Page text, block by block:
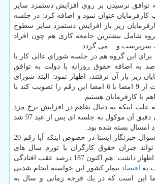
توافق نرسیدن بر روی افزایش دستمزد سایر
عنوان نمود و اضافه كرد: در جلسه
زیر باز افزایش دستمزد سایر سطوح
شامل بیشترین جامعه كاری هم چون افراد
سرپرست و... می گردد.
برای این گروه هم در جلسه شورای عالی كار با
افزایش 12 درصد به اضافه حقوق روزانه با دولت به توافق
زیر بار آن نرفتند، اظهار نمود: البته شورای
عالی كار می توانست از 9 امضا با 6 امضا این رقم را تصویب كند با
با كارفرمایان هستیم.
علت اینكه به دنبال تفاهم در افزایش نرخ مزد
هستیم مشخص شدن دقیق آن موكول به جلسه ای پس از عید 97 شد
امسال بسته شده بود.
وی در پاسخ به این سوال خبرنگار ایسنا در خصوص اینكه آیا رقم 20
جبران حقوق كارگران با تورم سال های
گذشته باشد یا خیر؟ اظهار داشت: هم اكنون 187 درصد عقب افتادگی
به
اقتصاد بیمار كشور این خواسته انجام شدنی
ما این است كه در یك فرجه زمانی و سال به